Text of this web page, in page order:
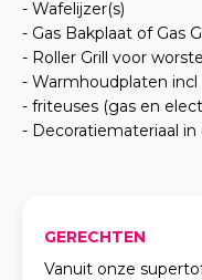
- Wafelijzer(s)
- Gas Bakplaat of Gas
- Roller Grill voor
- Warmhoudplaten incl
- friteuses (gas en
- Decoratiemateriaal in
GERECHTEN
Vanuit onze